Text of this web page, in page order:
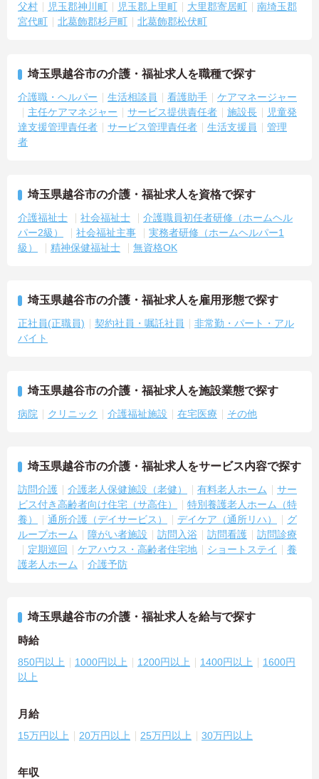
父村 児玉郡神川町 児玉郡上里町 大里郡寄居町
南埼玉郡
宮代町
北葛飾郡杉戸町 北葛飾郡松伏町
埼玉県越谷市の介護・福祉求人を職種で探す
介護職・ヘルパー 生活相談員 看護助手
ケアマネージャー
主任ケアマネジャー
サービス提供責任者 施設長
児童発
達支援管理責任者
サービス管理責任者 生活支援員
管理
者
埼玉県越谷市の介護・福祉求人を資格で探す
介護福祉士 社会福祉士
介護職員初任者研修（ホームヘル
パー2級）
社会福祉主事
実務者研修（ホームヘルパー1
級）
精神保健福祉士 無資格OK
埼玉県越谷市の介護・福祉求人を雇用形態で探す
正社員(正職員) 契約社員・嘱託社員
非常勤・パート・アル
バイト
埼玉県越谷市の介護・福祉求人を施設業態で探す
病院 クリニック 介護福祉施設 在宅医療 その他
埼玉県越谷市の介護・福祉求人をサービス内容で探す
訪問介護 介護老人保健施設（老健） 有料老人ホーム
サー
ビス付き高齢者向け住宅（サ高住）
特別養護老人ホーム（特
養）
通所介護（デイサービス） デイケア（通所リハ）
グ
ループホーム
障がい者施設 訪問入浴 訪問看護
訪問診療
定期巡回
ケアハウス・高齢者住宅地 ショートステイ
養
護老人ホーム
介護予防
埼玉県越谷市の介護・福祉求人を給与で探す
時給
850円以上 1000円以上 1200円以上 1400円以上
1600円
以上
月給
15万円以上 20万円以上 25万円以上 30万円以上
年収